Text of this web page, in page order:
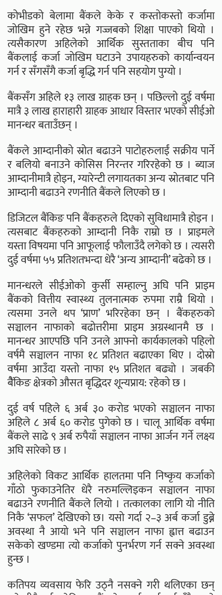
कोभीडको बेलामा बैंकले केके र कस्तोकस्तो कर्जामा
जोखिम हुने रहेछ भन्ने गज्जबको शिक्षा पाएको थियो ।
त्यसैकारण अहिलेको आर्थिक सुस्तताका बीच पनि
बैंकलाई कर्जा जोखिम घटाउने उपायहरुको कार्यान्वयन
गर्न र सँगसँगै कर्जा बृद्धि गर्न पनि सहयोग पुग्यो ।
बैंकसँग अहिले १३ लाख ग्राहक छन् । पछिल्लो दुई वर्षमा
मात्रै ३ लाख हाराहारी ग्राहक आधार विस्तार भएको सीईओ
मानन्धर बताउँछन् ।
बैंकले आम्दानीको स्रोत बढाउने पाटोहरुलाईं सक्रीय पार्ने
र बलियो बनाउने कोसिस निरन्तर गरिरहेको छ । ब्याज
आम्दानीमात्रै होइन, ग्यारेन्टी लगायतका अन्य स्रोतबाट पनि
आम्दानी बढाउने रणनीति बैंकले लिएको छ ।
डिजिटल बैंकिङ पनि बैंकहरुले दिएको सुविधामात्रै होइन ।
त्यसबाट बैंकहरुको आम्दानी निकै राम्रो छ । प्राइमले
यस्ता विषयमा पनि आफूलाई फौलाउँदै लगेको छ । त्यसरी
दुई वर्षमा ५५ प्रतिशतभन्दा धेरै ‘अन्य आम्दानी’ बढेको छ ।
मानन्धरले सीईओको कुर्सी सम्हाल्नु अघि पनि प्राइम
बैंकको वित्तीय स्वास्थ्य तुलनात्मक रुपमा राम्रै थियो ।
त्यसमा उनले थप ‘प्राण’ भरिरहेका छन् । बैंकहरुको
सञ्चालन नाफाको बढोत्तरीमा प्राइम अग्रस्थानमै छ ।
मानन्धर आएपछि पनि उनले आफ्नो कार्यकालको पहिलो
वर्षमै सञ्चालन नाफा १८ प्रतिशत बढाएका थिए । दोस्रो
वर्षमा आउँदा यस्तो नाफा १५ प्रतिशत बढ्यो । जबकी
बैैंकिङ क्षेत्रको औसत बृद्धिदर शून्यप्राय: रहेको छ ।
दुई वर्ष पहिले ६ अर्ब ३० करोड भएको सञ्चालन नाफा
अहिले ८ अर्ब ६० करोड पुगेको छ । चालू आर्थिक वर्षमा
बैंकले साढे ९ अर्ब रुपैयाँ सञ्चालन नाफा आर्जन गर्ने लक्ष्य
अघि सारेको छ ।
अहिलेको विकट आर्थिक हालतमा पनि निष्कृय कर्जाको
गाँठो फुकाउनेतिर धेरै नरुमल्लिइकन सञ्चालन नाफा
बढाउने रणनीति बैंकले लियो । तत्कालका लागि यो नीति
निकै ‘सफल’ देखिएको छ। यसो गर्दा २–३ अर्ब कर्जा डुब्ने
अवस्था नै आयो भने पनि सञ्चालन नाफा ह्वात्त बढाउन
सकेको खण्डमा त्यो कर्जाको पुनर्भरण गर्न सक्ने अवस्था
हुन्छ ।
कतिपय व्यवसाय फेरि उठ्नै नसक्ने गरी थलिएका छन्